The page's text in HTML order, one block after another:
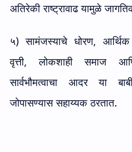
अतिरेकी राष्ट्रावाढ यामुळे
५) सामंजस्याचे धोरण, आर्थिक
वृत्ती, लोकशाही समाज
सार्वभौमत्वाचा आदर या
जोपासण्यास सहाय्यक ठरतात.